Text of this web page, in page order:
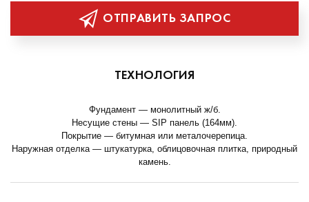
ОТПРАВИТЬ ЗАПРОС
ТЕХНОЛОГИЯ
Фундамент — монолитный ж/б.
Несущие стены — SIP панель (164мм).
Покрытие — битумная или металочерепица.
Наружная отделка — штукатурка, облицовочная плитка, природный
камень.